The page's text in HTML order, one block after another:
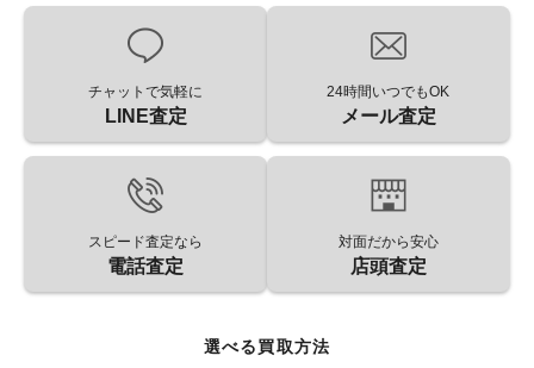
チャットで気軽に
LINE査定
24時間いつでもOK
メール査定
スピード査定なら
電話査定
対面だから安心
店頭査定
選べる買取方法